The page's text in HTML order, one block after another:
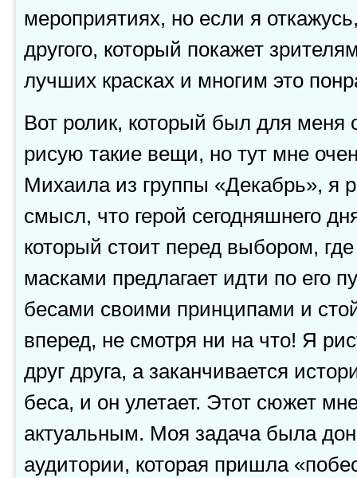
мероприятиях, но если я
другого, который покажет
лучших красках и многим это
Вот ролик, который был для меня
рисую такие вещи, но тут мне
Михаила из группы «Декабрь», я
смысл, что герой сегодняшнего
который стоит перед выбором,
масками предлагает идти по его
бесами своими принципами и
вперед, не смотря ни на что! Я
друг друга, а заканчивается
беса, и он улетает. Этот сюжет
актуальным. Моя задача была
аудитории, которая пришла